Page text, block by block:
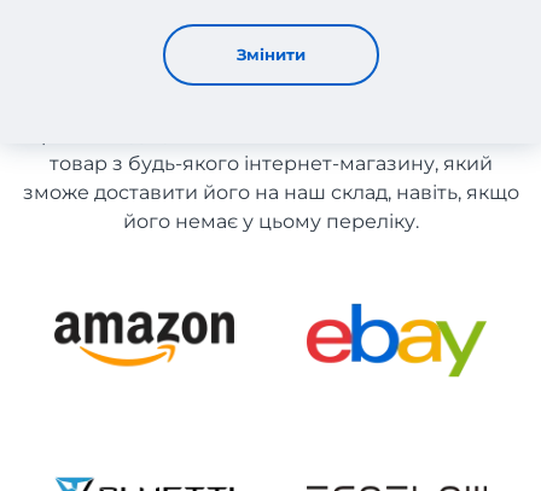
Змінити
Парфуми з Польщі
товар з будь-якого інтернет-магазину, який
зможе доставити його на наш склад, навіть, якщо
його немає у цьому переліку.